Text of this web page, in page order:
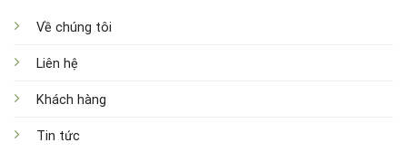
Về chúng tôi
Liên hệ
Khách hàng
Tin tức